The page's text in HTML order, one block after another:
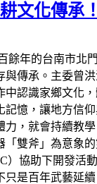
文化傳承
餘年的台南市
傳承。主委曾
中認識家鄉文化
記憶，讓地方信
，就會持續教
雙斧」為意象
）協助下開發
是百年武藝延